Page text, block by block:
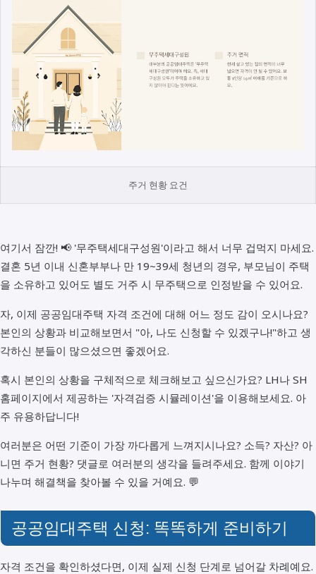
주거 현황 요건
여기서 잠깐! 📢 '무주택세대구성원'이라고 해서 너무 겁먹지 마세요.
결혼 5년 이내 신혼부부나 만 19~39세 청년의 경우, 부모님이 주택
을 소유하고 있어도 별도 거주 시 무주택으로 인정받을 수 있어요.
자, 이제 공공임대주택 자격 조건에 대해 어느 정도 감이 오시나요?
본인의 상황과 비교해보면서 "아, 나도 신청할 수 있겠구나!"하고 생
각하신 분들이 많으셨으면 좋겠어요.
혹시 본인의 상황을 구체적으로 체크해보고 싶으신가요? LH나 SH
홈페이지에서 제공하는 '자격검증 시뮬레이션'을 이용해보세요. 아
주 유용하답니다!
여러분은 어떤 기준이 가장 까다롭게 느껴지시나요? 소득? 자산? 아
니면 주거 현황? 댓글로 여러분의 생각을 들려주세요. 함께 이야기
나누며 해결책을 찾아볼 수 있을 거예요. 💬
공공임대주택 신청: 똑똑하게 준비하기
자격 조건을 확인하셨다면, 이제 실제 신청 단계로 넘어갈 차례예요.